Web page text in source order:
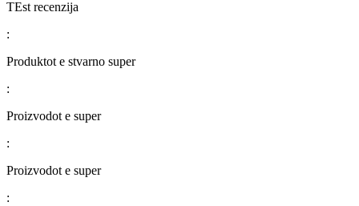
TEst recenzija
:
Produktot e stvarno super
:
Proizvodot e super
:
Proizvodot e super
: